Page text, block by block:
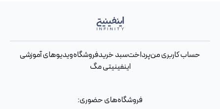
حساب کاربری منپرداختسبد خریدفروشگاهویدیوهای آموزشی
اینفینیتی مگ
فروشگاه‌های حضوری: